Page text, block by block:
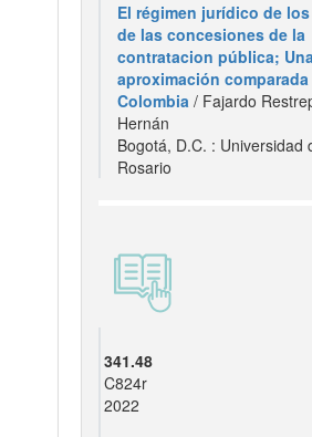
El régimen jurídico de
de las concesiones de la
contratacion pública;
aproximación
Colombia / Fajardo
Hernán
Bogotá, D.C. : Universidad
Rosario
341.48
C824r
2022